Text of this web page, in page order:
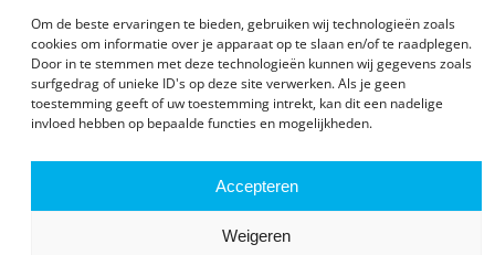
Om de beste ervaringen te bieden, gebruiken wij technologieën zoals
cookies om informatie over je apparaat op te slaan en/of te raadplegen.
Door in te stemmen met deze technologieën kunnen wij gegevens zoals
surfgedrag of unieke ID's op deze site verwerken. Als je geen
toestemming geeft of uw toestemming intrekt, kan dit een nadelige
invloed hebben op bepaalde functies en mogelijkheden.
Accepteren
Weigeren
Privacyverklaring